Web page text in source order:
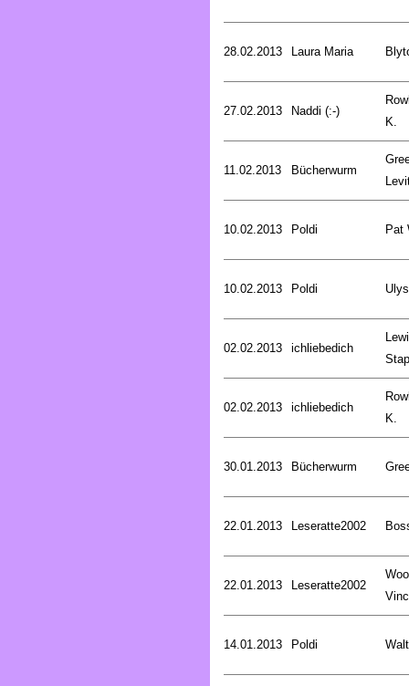
28.02.2013 Laura Maria
27.02.2013 Naddi (:-)
K.
11.02.2013 Bücherwurm
10.02.2013 Poldi Pat
10.02.2013 Poldi
02.02.2013 ichliebedich
02.02.2013 ichliebedich
K.
30.01.2013 Bücherwurm
22.01.2013 Leseratte2002
22.01.2013 Leseratte2002
14.01.2013 Poldi